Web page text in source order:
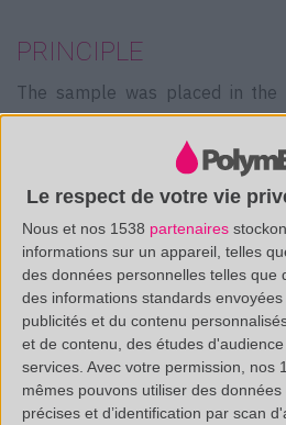
Le respect de votre vie
Nous et nos 1538 partenaires
informations sur un appareil, telles
des données personnelles telles que
des informations standards
publicités et du contenu
et de contenu, des études
services. Avec votre permission, nos
mêmes pouvons utiliser des
précises et d’identification par scan
PRINCIPLE
The sample was placed in
550 ° C). This instantly
certain macromolecules
volatilization of organic
residual monomers, pollution,
All these pyrolytic fragments
molecules will be separated
column, then identified by
spectrometry).